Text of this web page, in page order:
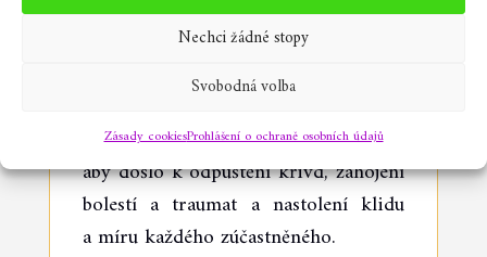
Nechci žádné stopy
Svobodná volba
Zásady cookiesProhlášení o ochraně osobních údajů
možnost vědomě si vybírat svou roli
– program, v kterém právě vystupuji.
Zpracováním dotyčného programu
předkům, celému rodu. Pomáhám,
aby došlo k odpuštění křivd, zahojení
bolestí a traumat a nastolení klidu
a míru každého zúčastněného.